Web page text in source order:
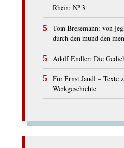
Rhein: Nº 3
Tom Bresemann: von
durch den mund den
Adolf Endler: Die
Für Ernst Jandl – Texte
Werkgeschichte